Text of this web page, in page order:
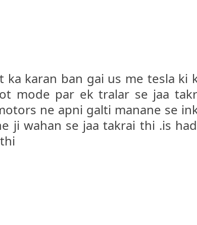
karan ban gai us me tesla ki
mode par ek tralar se jaa
ne apni galti manane se
ji wahan se jaa takrai thi .is